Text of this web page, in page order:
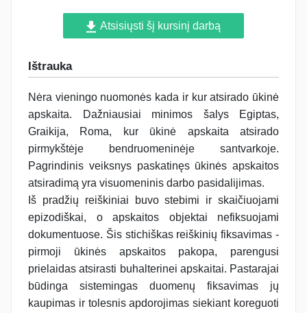
Atsisiųsti šį kursinį darbą
Ištrauka
Nėra vieningo nuomonės kada ir kur atsirado ūkinė
apskaita. Dažniausiai minimos šalys Egiptas,
Graikija, Roma, kur ūkinė apskaita atsirado
pirmykštėje bendruomeninėje santvarkoje.
Pagrindinis veiksnys paskatinęs ūkinės apskaitos
atsiradimą yra visuomeninis darbo pasidalijimas.
Iš pradžių reiškiniai buvo stebimi ir skaičiuojami
epizodiškai, o apskaitos objektai nefiksuojami
dokumentuose. Šis stichiškas reiškinių fiksavimas -
pirmoji ūkinės apskaitos pakopa, parengusi
prielaidas atsirasti buhalterinei apskaitai. Pastarajai
būdinga sistemingas duomenų fiksavimas jų
kaupimas ir tolesnis apdorojimas siekiant koreguoti